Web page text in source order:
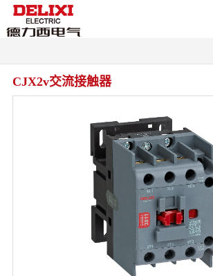
CJX2v交流接触器